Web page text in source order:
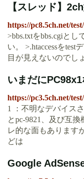
【スレッド】
https://pc8.5ch.net/
>bbs.txtをbbs.cgiとし
い。 >.htaccessをtest
目が見えないのでし
いまだに
https://pc3.5ch.net/
1 ：不明なデバイスさ
とpc-9821、及び互
レ的な面もあります
どは
Google